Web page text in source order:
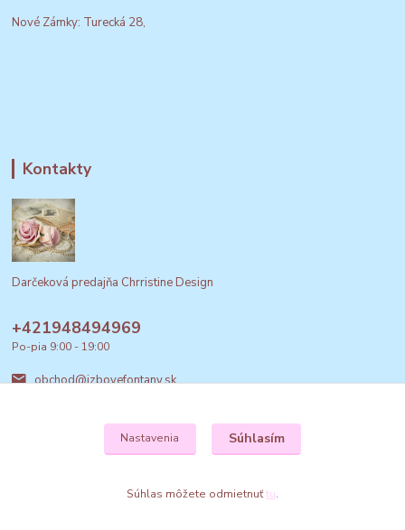
Nové Zámky: Turecká 28,
Kontakty
Darčeková predajňa Chrristine Design
+421948494969
Po-pia 9:00 - 19:00
obchod@izbovefontany.sk
Nastavenia Súhlasím
Súhlas môžete odmietnuťtu.